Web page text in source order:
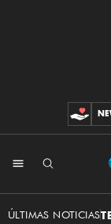
ÚLTIMAS NOTICIAS